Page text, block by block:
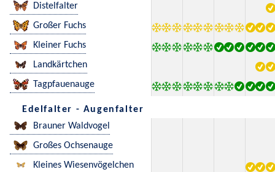
Distelfalter
Großer Fuchs
Kleiner Fuchs
Landkärtchen
Tagpfauenauge
Edelfalter - Augenfalter
Brauner Waldvogel
Großes Ochsenauge
Kleines Wiesenvögelchen